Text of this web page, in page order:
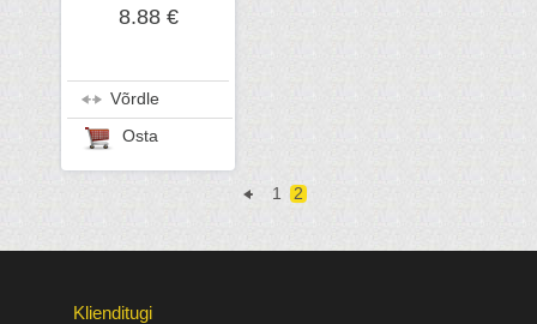
8.88 €
Võrdle
Osta
1 2
Klienditugi